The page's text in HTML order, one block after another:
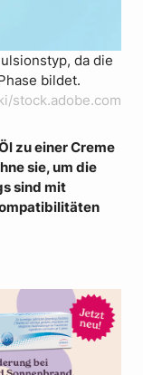
da die
bildet.
stock.adobe.com
zu einer Creme
sie, um die
sind mit